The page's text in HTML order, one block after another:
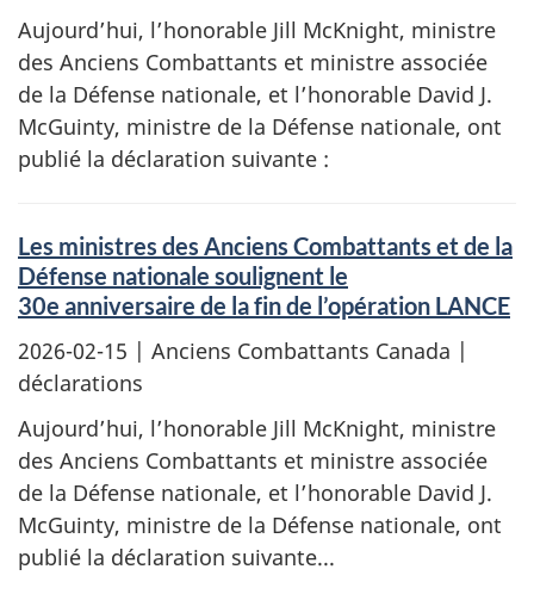
Aujourd’hui, l’honorable Jill McKnight, ministre
des Anciens Combattants et ministre associée
de la Défense nationale, et l’honorable David J.
McGuinty, ministre de la Défense nationale, ont
publié la déclaration suivante :
Les ministres des Anciens Combattants et de la
Défense nationale soulignent le
30e anniversaire de la fin de l’opération LANCE
2026-02-15 | Anciens Combattants Canada |
déclarations
Aujourd’hui, l’honorable Jill McKnight, ministre
des Anciens Combattants et ministre associée
de la Défense nationale, et l’honorable David J.
McGuinty, ministre de la Défense nationale, ont
publié la déclaration suivante...